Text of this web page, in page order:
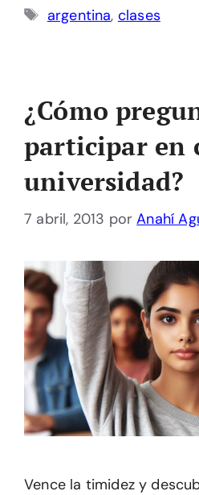
Etiquetas
argentina, clases
¿Cómo
participar en
universidad?
7 abril, 2013 porAnahí
Vence la timidez y